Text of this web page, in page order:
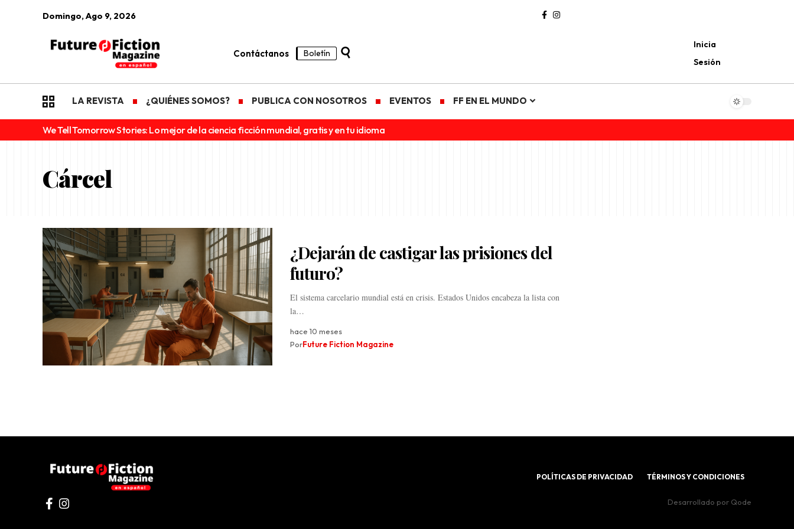
Domingo, Ago 9, 2026
Contáctanos Boletín
Inicia
Sesión
LA REVISTA ¿QUIÉNES SOMOS? PUBLICA CON NOSOTROS EVENTOS FF EN EL MUNDO
We Tell Tomorrow Stories: Lo mejor de la ciencia ficción mundial, gratis y en tu idioma
Cárcel
¿Dejarán de castigar las prisiones del
futuro?
El sistema carcelario mundial está en crisis. Estados Unidos encabeza la lista con
la…
hace 10 meses
PorFuture Fiction Magazine
POLÍTICAS DE PRIVACIDAD TÉRMINOS Y CONDICIONES
Desarrollado por Qode